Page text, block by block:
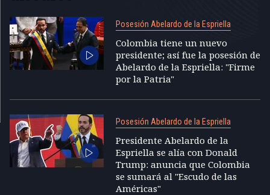
Posesión Abelardo de la Espriella
Colombia tiene un nuevo
presidente; así fue la posesión de
Abelardo de la Espriella: "Firme
por la Patria"
Posesión Abelardo de la Espriella
Presidente Abelardo de la
Espriella se alía con Donald
Trump: anuncia que Colombia
se sumará al "Escudo de las
Américas"